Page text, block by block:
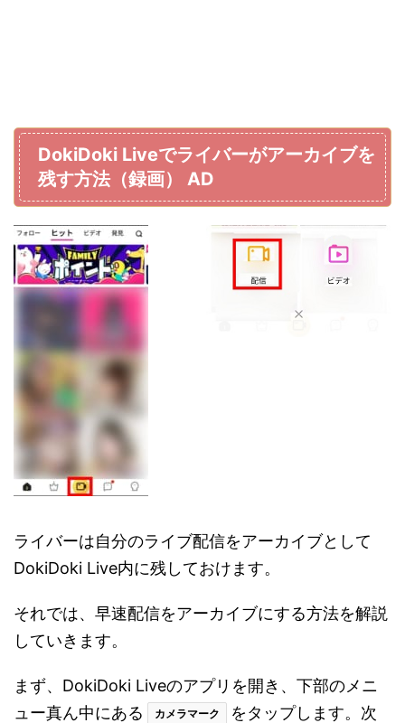
DokiDoki Liveでライバーがアーカイブを
残す方法（録画） AD
ライバーは自分のライブ配信をアーカイブとして
DokiDoki Live内に残しておけます。
それでは、早速配信をアーカイブにする方法を解説
していきます。
まず、DokiDoki Liveのアプリを開き、下部のメニ
ュー真ん中にある
カメラマーク
をタップします。次